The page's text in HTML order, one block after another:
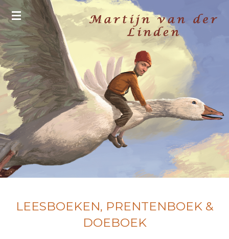
Ga
direct
naar
de
hoofdinhoud
LEESBOEKEN, PRENTENBOEK &
DOEBOEK